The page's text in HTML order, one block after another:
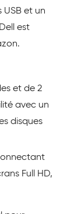
USB et un
est
et de 2
avec un
disques
Full HD,